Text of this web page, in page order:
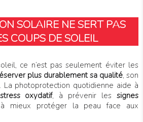
SOLAIRE NE SERT PAS
COUPS DE SOLEIL
ce n’est pas seulement éviter les
plus durablement sa qualité, son
La photoprotection quotidienne aide à
stress oxydatif, à prévenir lessignes
protéger la peau face aux